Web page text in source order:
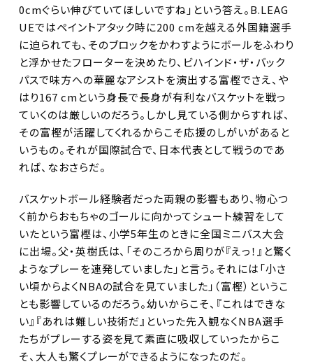
0cmぐらい伸びていてほしいですね」という答え。B.LEAG
UEではペイントアタック時に200 cmを越える外国籍選手
に迫られても、そのブロックをかわすようにボールをふわり
と浮かせたフローターを決めたり、ビハインド・ザ・バック
パスで味方への華麗なアシストを演出する富樫でさえ、や
はり167 cmという身長で長身が有利なバスケットを戦っ
ていくのは厳しいのだろう。しかし見ている側からすれば、
その富樫が活躍してくれるからこそ応援のしがいがあると
いうもの。それが国際試合で、日本代表として戦うのであ
れば、なおさらだ。
バスケットボール経験者だった両親の影響もあり、物心つ
く前からおもちゃのゴールに向かってシュート練習をして
いたという富樫は、小学5年生のときに全国ミニバス大会
に出場。父・英樹氏は、「そのころから周りが『えっ！』と驚く
ようなプレーを連発していました」と言う。それには「小さ
い頃からよくNBAの試合を見ていました」（富樫）というこ
とも影響しているのだろう。幼いからこそ、『これはできな
い』『あれは難しい技術だ』といった先入観なくNBA選手
たちがプレーする姿を見て素直に吸収していったからこ
そ、大人も驚くプレーができるようになったのだ。